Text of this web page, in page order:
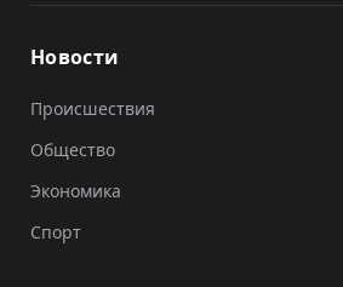
Новости
Происшествия
Общество
Экономика
Спорт